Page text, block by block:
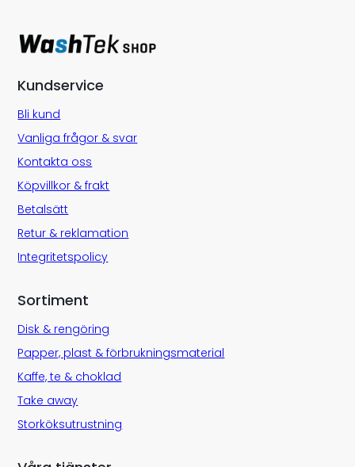
Kundservice
Bli kund
Vanliga frågor & svar
Kontakta oss
Köpvillkor & frakt
Betalsätt
Retur & reklamation
Integritetspolicy
Sortiment
Disk & rengöring
Papper, plast & förbrukningsmaterial
Kaffe, te & choklad
Take away
Storköksutrustning